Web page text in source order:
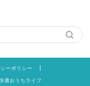
ーポリシー
適おうちライフ